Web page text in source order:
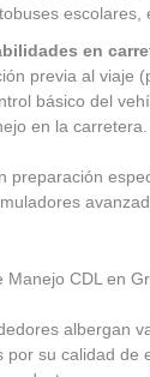
escolares,
en
previa al viaje
básico del
en la carretera.
preparación
Manejo CDL en
albergan
por su calidad de